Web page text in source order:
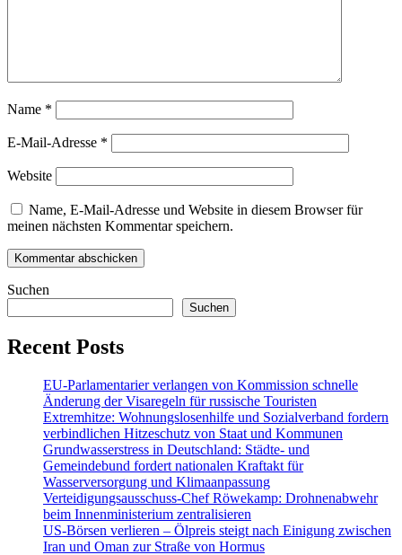
Name *
E-Mail-Adresse *
Website
Name, E-Mail-Adresse und Website in diesem Browser für
meinen nächsten Kommentar speichern.
Suchen
Suchen
Recent Posts
EU-Parlamentarier verlangen von Kommission schnelle
Änderung der Visaregeln für russische Touristen
Extremhitze: Wohnungslosenhilfe und Sozialverband fordern
verbindlichen Hitzeschutz von Staat und Kommunen
Grundwasserstress in Deutschland: Städte- und
Gemeindebund fordert nationalen Kraftakt für
Wasserversorgung und Klimaanpassung
Verteidigungsausschuss-Chef Röwekamp: Drohnenabwehr
beim Innenministerium zentralisieren
US-Börsen verlieren – Ölpreis steigt nach Einigung zwischen
Iran und Oman zur Straße von Hormus